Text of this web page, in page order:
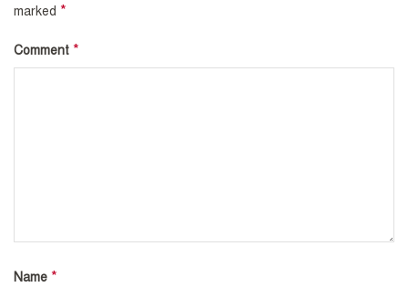
marked *
Comment *
Name *